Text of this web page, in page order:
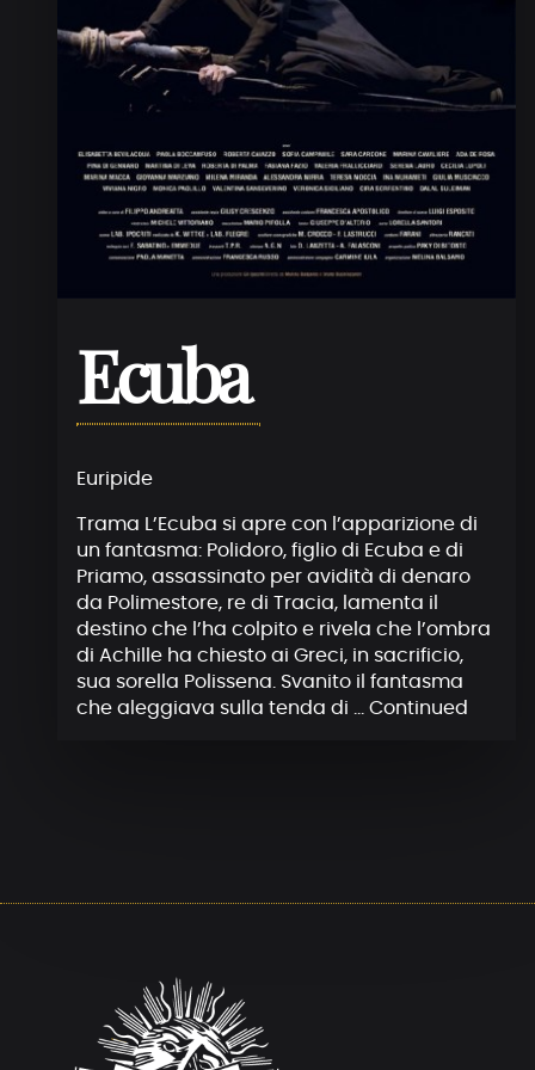
Ecuba
Euripide
Trama L’Ecuba si apre con l’apparizione di
un fantasma: Polidoro, figlio di Ecuba e di
Priamo, assassinato per avidità di denaro
da Polimestore, re di Tracia, lamenta il
destino che l’ha colpito e rivela che l’ombra
di Achille ha chiesto ai Greci, in sacrificio,
sua sorella Polissena. Svanito il fantasma
che aleggiava sulla tenda di … Continued